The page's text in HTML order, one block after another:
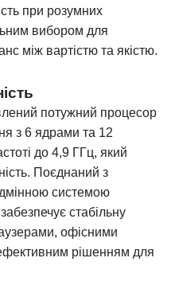
при розумних
вибором для
між вартістю та якістю.
потужний процесор
з 6 ядрами та 12
до 4,9 ГГц, який
Поєднаний з
системою
стабільну
офісними
рішенням для